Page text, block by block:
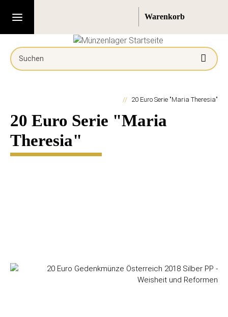
20 Euro Serie "Maria Theresia"
20 Euro Serie "Maria
Theresia"